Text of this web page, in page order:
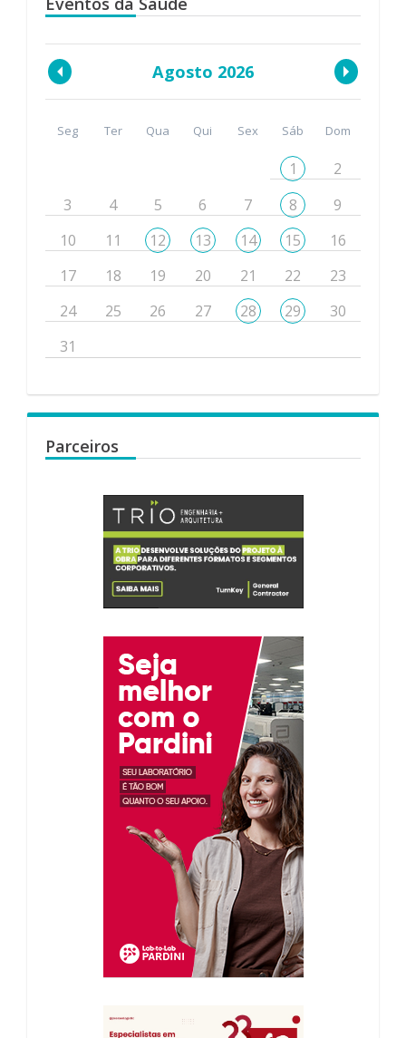
Agosto 2026
Seg Ter Qua Qui Sex Sáb Dom
1
2
3
4 5 6 7 8
9
10
11 12 13 14 15
16
17
18 19 20 21 22
23
24
25 26 27 28 29
30
31
Parceiros